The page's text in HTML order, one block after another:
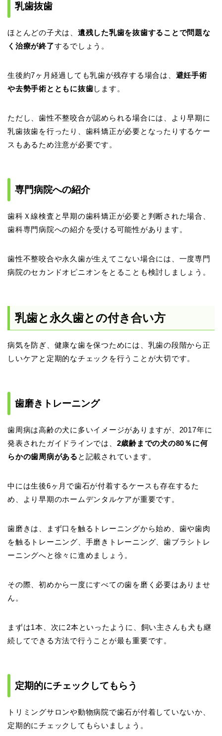
乳歯抜歯
ほとんどの子犬は、 遺残した乳歯を抜歯することで問題な
く治療が終了するでしょう。
生後約7ヶ月経過しても乳歯が残存する場合は、 避妊手術
や去勢手術とともに抜歯します。
ただし、歯性不整咬合が認められる場合には、より早期に
乳歯抜歯を行ったり、歯科矯正が必要となったりするケー
スもあるため注意が必要です。
専門病院への紹介
歯科Ｘ線検査と早期の歯科矯正が必要と判断された場合、
歯科専門病院への紹介を受ける可能性があります。
歯性不整咬合や永久歯が生えてこない場合には、一度専門
病院のセカンドオピニオンをとることも検討しましょう。
乳歯と永久歯との付き合い方
病気を防ぎ、健康な歯を保つためには、乳歯の段階から正
しいケアと定期的なチェックを行うことが大切です。
歯磨きトレーニング
歯周病は高齢の犬に多いイメージがありますが、2017年に
発表されたガイドラインでは、 2歳齢までの犬の80％に何
らかの歯周病がある と記載されています。
中には生後6ヶ月で歯石が付着するケースも存在するた
め、より早期のホームデンタルケアが重要です。
歯磨きは、まず口を触るトレーニングから始め、歯や歯肉
を触るトレーニング、手磨きトレーニング、歯ブラシトレ
ーニングへと徐々に進めましょう。
その際、初めから一度にすべての歯を磨く必要はありませ
ん。
まずは1本、次に2本といったように、飼い主さんも犬も継
続してできる方法で行うことが最も重要です。
定期的にチェックしてもらう
トリミングサロンや動物病院で歯石が付着していないか、
定期的にチェックしてもらいましょう。